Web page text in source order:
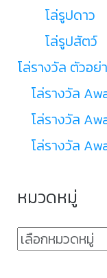
โล่รูปดาว
โล่รูปสัตว์
โล่รางวัล ตัวอย่
โล่รางวัล
โล่รางวัล
โล่รางวัล
หมวดหมู่
หมวด